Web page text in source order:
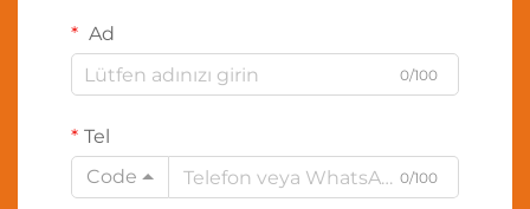
Ad
0/100
Tel
Code
0/100